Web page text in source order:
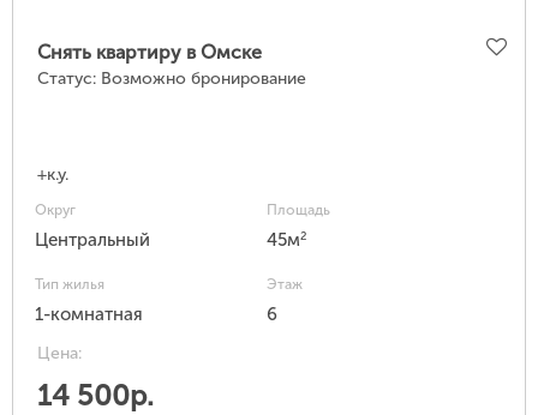
Снять квартиру в Омске
Статус: Возможно бронирование
+к.у.
Округ
Центральный
Площадь
45м2
Тип жилья
1-комнатная
Этаж
6
Цена:
14 500р.